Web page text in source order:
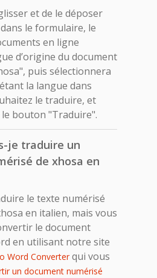
et de le déposer
le formulaire, le
en ligne
d’origine du document
puis sélectionnera
la langue dans
le traduire, et
bouton "Traduire".
je traduire un
de xhosa en
le texte numérisé
en italien, mais vous
le document
en utilisant notre site
Word Converterqui vous
un document numérisé